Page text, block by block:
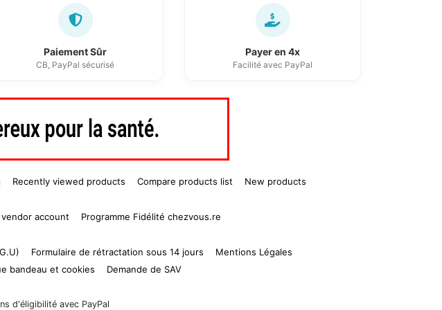
Paiement Sûr
CB, PayPal sécurisé
Payer en 4x
Facilité avec PayPal
Recently viewed products Compare products list New products
account Programme Fidélité chezvous.re
Formulaire de rétractation sous 14 jours
Mentions Légales
bandeau et cookies Demande de SAV
d'éligibilité avec PayPal